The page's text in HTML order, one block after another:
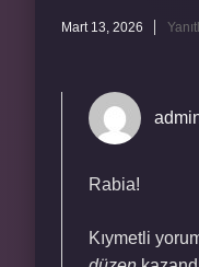
Mart 13, 2026
Rabia!
Kıymetli